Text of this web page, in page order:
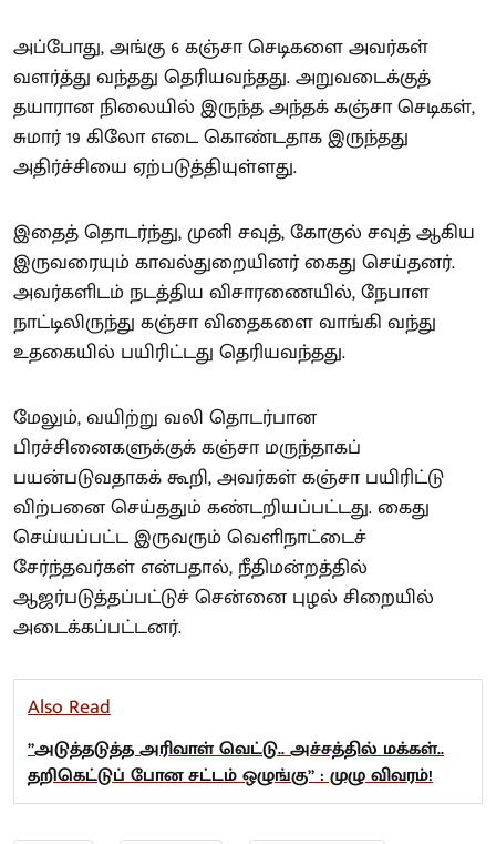
அப்போது, அங்கு 6 கஞ்சா செடிகளை அவர்கள்
வளர்த்து வந்தது தெரியவந்தது. அறுவடைக்குத்
தயாரான நிலையில் இருந்த அந்தக் கஞ்சா செடிகள்,
சுமார் 19 கிலோ எடை கொண்டதாக இருந்தது
அதிர்ச்சியை ஏற்படுத்தியுள்ளது.
இதைத் தொடர்ந்து, முனி சவுத், கோகுல் சவுத் ஆகிய
இருவரையும் காவல்துறையினர் கைது செய்தனர்.
அவர்களிடம் நடத்திய விசாரணையில், நேபாள
நாட்டிலிருந்து கஞ்சா விதைகளை வாங்கி வந்து
உதகையில் பயிரிட்டது தெரியவந்தது.
மேலும், வயிற்று வலி தொடர்பான
பிரச்சினைகளுக்குக் கஞ்சா மருந்தாகப்
பயன்படுவதாகக் கூறி, அவர்கள் கஞ்சா பயிரிட்டு
விற்பனை செய்ததும் கண்டறியப்பட்டது. கைது
செய்யப்பட்ட இருவரும் வெளிநாட்டைச்
சேர்ந்தவர்கள் என்பதால், நீதிமன்றத்தில்
ஆஜர்படுத்தப்பட்டுச் சென்னை புழல் சிறையில்
அடைக்கப்பட்டனர்.
Also Read
”அடுத்தடுத்த அரிவாள் வெட்டு.. அச்சத்தில் மக்கள்..
தறிகெட்டுப் போன சட்டம் ஒழுங்கு” : முழு விவரம்!